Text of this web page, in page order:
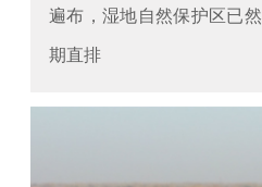
遍布，湿地自然保护区已
期直排